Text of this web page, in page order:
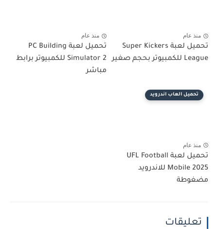
منذ عام
تحميل لعبة Super Kickers
League للكمبيوتر بحجم صغير
منذ عام
تحميل لعبة PC Building
Simulator 2 للكمبيوتر برابط
مباشر
تحميل العاب اندرويد
منذ عام
تحميل لعبة UFL Football
Mobile 2025 للاندرويد
مضغوطة
تعليقات